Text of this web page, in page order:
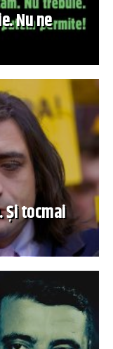
Nu ne
Și tocmai